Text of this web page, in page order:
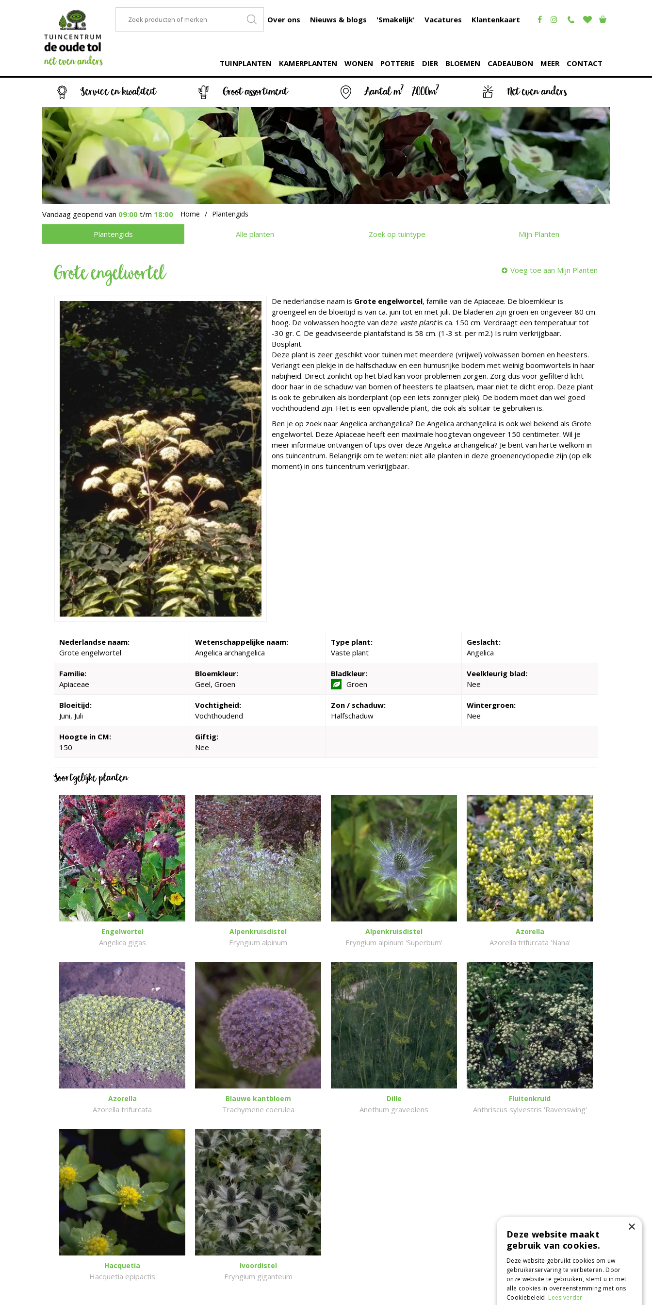
Service en kwaliteit Groot assortiment Aantal m2= 7.000m2 Net even anders
Vandaag geopend van 09:00 t/m 18:00 Home Plantengids
Over ons Nieuws & blogs 'Smakelijk' Vacatures Klantenkaart
TUINPLANTEN KAMERPLANTEN WONEN POTTERIE DIER BLOEMEN CADEAUBON MEER CONTACT
Plantengids Alle planten Zoek op tuintype Mijn Planten
Grote engelwortel Voeg toe aan Mijn Planten
De nederlandse naam is Grote engelwortel, familie van de Apiaceae. De bloemkleur is
groengeel en de bloeitijd is van ca. juni tot en met juli. De bladeren zijn groen en ongeveer 80 cm.
hoog. De volwassen hoogte van deze vaste plantis ca. 150 cm. Verdraagt een temperatuur tot
-30 gr. C. De geadviseerde plantafstand is 58 cm. (1-3 st. per m2.) Is ruim verkrijgbaar.
Bosplant.
Deze plant is zeer geschikt voor tuinen met meerdere (vrijwel) volwassen bomen en heesters.
Verlangt een plekje in de halfschaduw en een humusrijke bodem met weinig boomwortels in haar
nabijheid. Direct zonlicht op het blad kan voor problemen zorgen. Zorg dus voor gefilterd licht
door haar in de schaduw van bomen of heesters te plaatsen, maar niet te dicht erop. Deze plant
is ook te gebruiken als borderplant (op een iets zonniger plek). De bodem moet dan wel goed
vochthoudend zijn. Het is een opvallende plant, die ook als solitair te gebruiken is.
Ben je op zoek naar Angelica archangelica? De Angelica archangelica is ook wel bekend als Grote
engelwortel. Deze Apiaceae heeft een maximale hoogtevan ongeveer 150 centimeter. Wil je
meer informatie ontvangen of tips over deze Angelica archangelica? Je bent van harte welkom in
ons tuincentrum. Belangrijk om te weten: niet alle planten in deze groenencyclopedie zijn (op elk
moment) in ons tuincentrum verkrijgbaar.
Nederlandse naam:
Grote engelwortel
Wetenschappelijke naam:
Angelica archangelica
Type plant:
Vaste plant
Geslacht:
Angelica
Familie:
Apiaceae
Bloemkleur:
Geel, Groen
Bladkleur:
Groen
Veelkleurig blad:
Nee
Bloeitijd:
Juni, Juli
Vochtigheid:
Vochthoudend
Zon / schaduw:
Halfschaduw
Wintergroen:
Nee
Hoogte in CM:
150
Giftig:
Nee
Soortgelijke planten
Engelwortel
Angelica gigas
Alpenkruisdistel
Eryngium alpinum
Alpenkruisdistel
Eryngium alpinum 'Superbum'
Azorella
Azorella trifurcata 'Nana'
Azorella
Azorella trifurcata
Blauwe kantbloem
Trachymene coerulea
Dille
Anethum graveolens
Fluitenkruid
Anthriscus sylvestris 'Ravenswing'
Hacquetia
Hacquetia epipactis
Ivoordistel
Eryngium giganteum
×
Deze website maakt
gebruik van cookies.
Deze website gebruikt cookies om uw
gebruikerservaring te verbeteren. Door
onze website te gebruiken, stemt u in met
alle cookies in overeenstemming met ons
Cookiebeleid. Lees verder